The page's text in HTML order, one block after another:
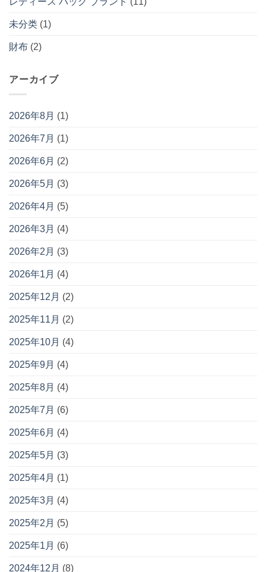
未分类 (1)
財布 (2)
アーカイブ
2026年8月 (1)
2026年7月 (1)
2026年6月 (2)
2026年5月 (3)
2026年4月 (5)
2026年3月 (4)
2026年2月 (3)
2026年1月 (4)
2025年12月 (2)
2025年11月 (2)
2025年10月 (4)
2025年9月 (4)
2025年8月 (4)
2025年7月 (6)
2025年6月 (4)
2025年5月 (3)
2025年4月 (1)
2025年3月 (4)
2025年2月 (5)
2025年1月 (6)
2024年12月 (8)